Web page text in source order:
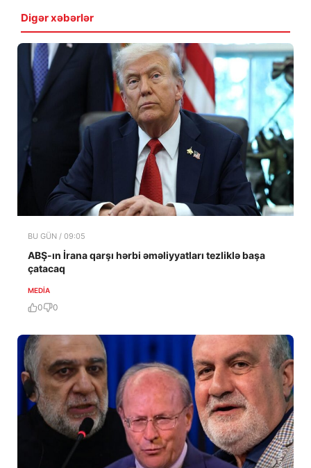
Digər xəbərlər
BU GÜN / 09:05
ABŞ-ın İrana qarşı hərbi əməliyyatları tezliklə başa
çatacaq
MEDİA
0 0